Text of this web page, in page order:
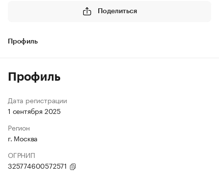
Поделиться
Профиль
Профиль
Дата регистрации
1 сентября 2025
Регион
г. Москва
ОГРНИП
325774600572571